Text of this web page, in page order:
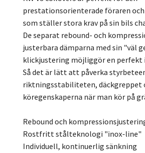
prestationsorienterade föraren
som ställer stora krav på sin bils
De separat rebound- och
justerbara dämparna med sin "väl
klickjustering möjliggör en perfekt
Så det är lätt att påverka
riktningsstabiliteten, däckgreppet
köregenskaperna när man kör på
Rebound och
Rostfritt stålteknologi "inox-line"
Individuell, kontinuerlig sänkning